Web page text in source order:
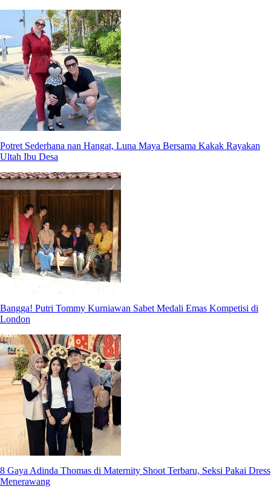
Potret Sederhana nan Hangat, Luna Maya Bersama Kakak Rayakan
Ultah Ibu Desa
Bangga! Putri Tommy Kurniawan Sabet Medali Emas Kompetisi di
London
8 Gaya Adinda Thomas di Maternity Shoot Terbaru, Seksi Pakai Dress
Menerawang